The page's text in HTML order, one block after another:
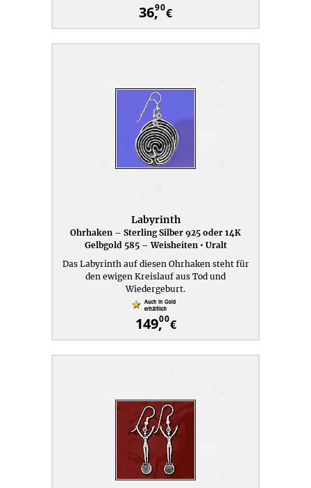
36,90€
Labyrinth
Ohrhaken – Sterling Silber 925 oder 14K
Gelbgold 585 – Weisheiten • Uralt
Das Labyrinth auf diesen Ohrhaken steht für
den ewigen Kreislauf aus Tod und
Wiedergeburt.
149,00€